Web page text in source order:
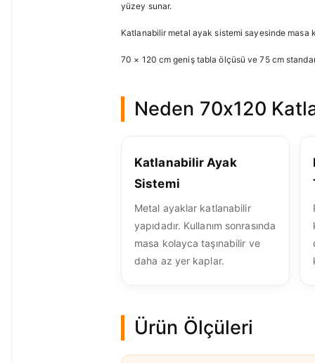
yüzey sunar.
Katlanabilir metal ayak sistemi sayesinde masa
70 × 120 cm geniş tabla ölçüsü ve 75 cm
Neden 70x120
Katlanabilir Ayak
Sistemi
Metal ayaklar katlanabilir
yapıdadır. Kullanım sonrasında
masa kolayca taşınabilir ve
daha az yer kaplar.
Ürün Ölçüleri